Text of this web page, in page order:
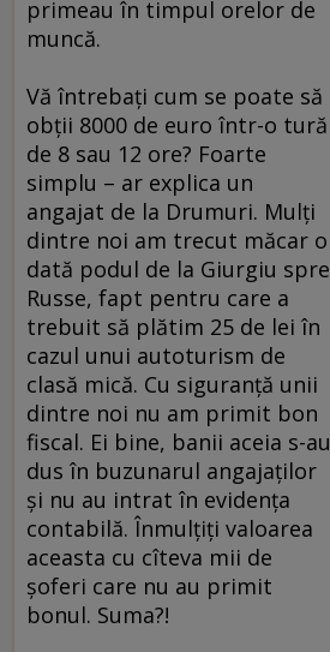
primeau în timpul orelor de
muncă.
Vă întrebaţi cum se poate să
obţii 8000 de euro într-o tură
de 8 sau 12 ore? Foarte
simplu – ar explica un
angajat de la Drumuri. Mulţi
dintre noi am trecut măcar o
dată podul de la Giurgiu spre
Russe, fapt pentru care a
trebuit să plătim 25 de lei în
cazul unui autoturism de
clasă mică. Cu siguranţă unii
dintre noi nu am primit bon
fiscal. Ei bine, banii aceia s-au
dus în buzunarul angajaţilor
şi nu au intrat în evidenţa
contabilă. Înmulţiţi valoarea
aceasta cu cîteva mii de
şoferi care nu au primit
bonul. Suma?!